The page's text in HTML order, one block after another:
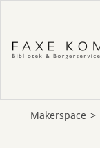
hovedindhold
Makerspace